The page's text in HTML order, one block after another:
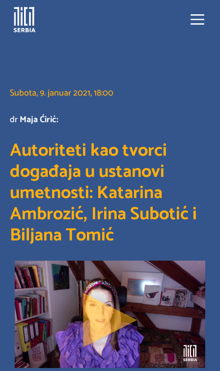
Skip
content
Subota, 9. januar 2021, 18:00
drMaja Ćirić:
Autoriteti kao tvorci
događaja u ustanovi
umetnosti: Katarina
Ambrozić, Irina Subotić i
Biljana Tomić